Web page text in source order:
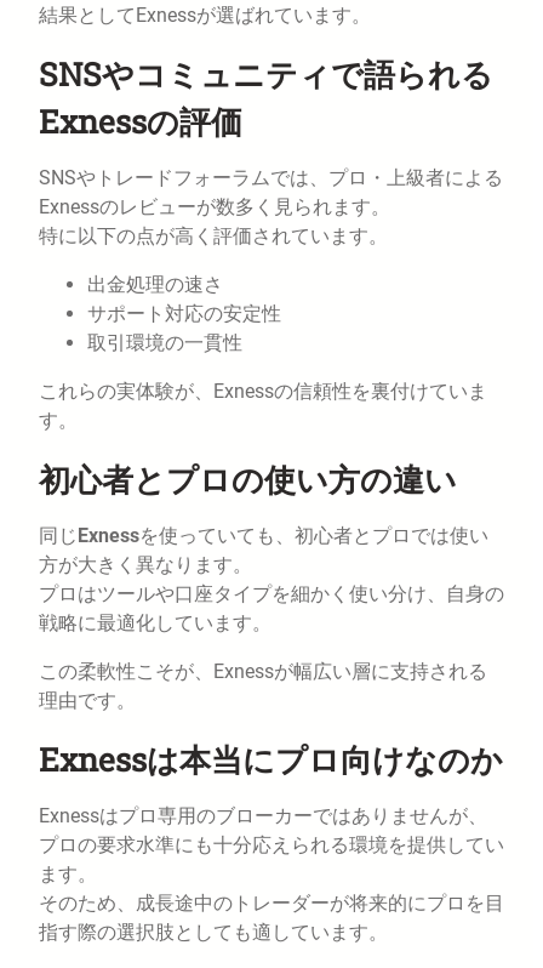
結果としてExnessが選ばれています。
SNSやコミュニティで語られる
Exnessの評価
SNSやトレードフォーラムでは、プロ・上級者による
Exnessのレビューが数多く見られます。
特に以下の点が高く評価されています。
出金処理の速さ
サポート対応の安定性
取引環境の一貫性
これらの実体験が、Exnessの信頼性を裏付けていま
す。
初心者とプロの使い方の違い
同じ Exnessを使っていても、初心者とプロでは使い
方が大きく異なります。
プロはツールや口座タイプを細かく使い分け、自身の
戦略に最適化しています。
この柔軟性こそが、Exnessが幅広い層に支持される
理由です。
Exnessは本当にプロ向けなのか
Exnessはプロ専用のブローカーではありませんが、
プロの要求水準にも十分応えられる環境を提供してい
ます。
そのため、成長途中のトレーダーが将来的にプロを目
指す際の選択肢としても適しています。